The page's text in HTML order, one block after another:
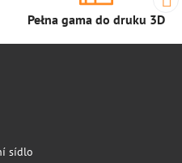
Pełna gama do druku 3D
sídlo